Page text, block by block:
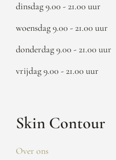
dinsdag 9.00 - 21.00 uur
woensdag 9.00 - 21.00 uur
donderdag 9.00 - 21.00 uur
vrijdag 9.00 - 21.00 uur
Skin Contour
Over ons